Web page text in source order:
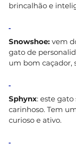
brincalhão e
Snowshoe: vem
gato de
um bom caçador,
Sphynx: este
carinhoso. Tem
curioso e ativo.